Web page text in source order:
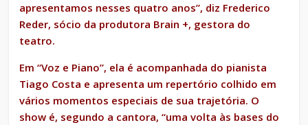
apresentamos nesses quatro anos”, diz Frederico
Reder, sócio da produtora Brain +, gestora do
teatro.
Em “Voz e Piano”, ela é acompanhada do pianista
Tiago Costa e apresenta um repertório colhido em
vários momentos especiais de sua trajetória. O
show é, segundo a cantora, “uma volta às bases do